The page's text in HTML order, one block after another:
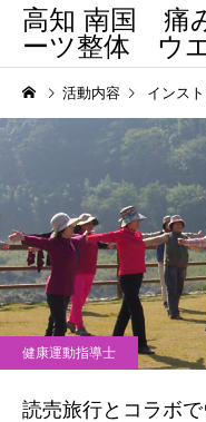
高知 南国 痛
ーツ整体 ウ
腰 痛
まほろばクラブ南国
アスリート教室
まほろばクラブ
リート教室
活動内容 インス
健康運動指導士
読売旅行とコラボ